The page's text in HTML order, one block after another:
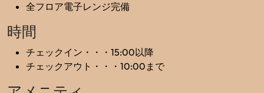
全フロア電子レンジ完備
時間
チェックイン・・・15:00以降
チェックアウト・・・10:00まで